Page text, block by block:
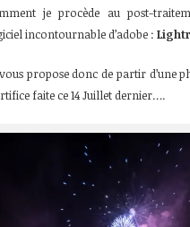
je procède au post-
incontournable d’adobe :
propose donc de partir d’une
faite ce 14 Juillet dernier….